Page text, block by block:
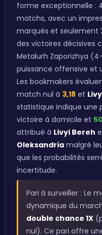
forme exceptionnelle :
matchs, avec un
marqués et seulement
des victoires décisives
Metalurh Zaporizhya
puissance offensive et
Les bookmakers
match nul à 3,18 et
statistique indique une
victoire à domicile et
attribué à Livyi Bereh
Oleksandria malgré
que les probabilités
incertitude.
Pari à surveiller : Le
dynamique du
double chance 1X
nul). Ce pari offre